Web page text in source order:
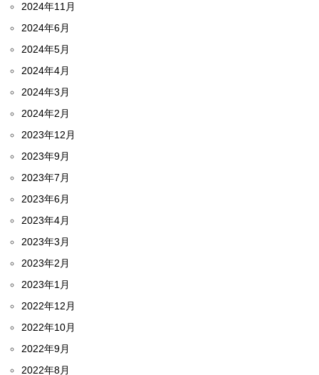
2024年11月
2024年6月
2024年5月
2024年4月
2024年3月
2024年2月
2023年12月
2023年9月
2023年7月
2023年6月
2023年4月
2023年3月
2023年2月
2023年1月
2022年12月
2022年10月
2022年9月
2022年8月